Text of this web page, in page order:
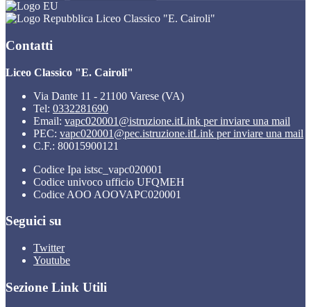
Liceo Classico "E. Cairoli"
Contatti
Liceo Classico "E. Cairoli"
Via Dante 11 - 21100 Varese (VA)
Tel: 0332281690
Email: vapc020001@istruzione.itLink per inviare una mail
PEC: vapc020001@pec.istruzione.itLink per inviare una mail
C.F.: 80015900121
Codice Ipa istsc_vapc020001
Codice univoco ufficio UFQMEH
Codice AOO AOOVAPC020001
Seguici su
Twitter
Youtube
Sezione Link Utili